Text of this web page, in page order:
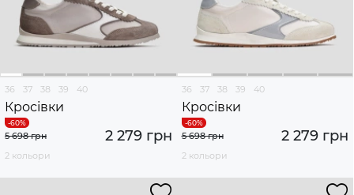
36 37 38 39 40
Кросівки
2 279 грн
5 698 грн
2 кольори
36 37 38 39 40
Кросівки
2 279 грн
5 698 грн
2 кольори